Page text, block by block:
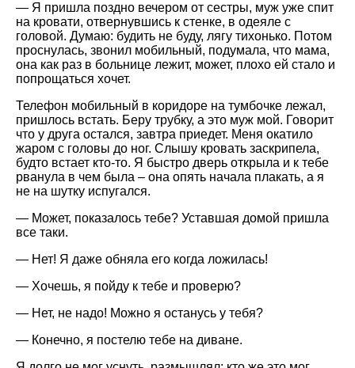
— Я пришла поздно вечером от сестры, муж уже спит
на кровати, отвернувшись к стенке, в одеяле с
головой. Думаю: будить не буду, лягу тихонько. Потом
проснулась, звонил мобильный, подумала, что мама,
она как раз в больнице лежит, может, плохо ей стало и
попрощаться хочет.
Телефон мобильный в коридоре на тумбочке лежал,
пришлось встать. Беру трубку, а это муж мой. Говорит
что у друга остался, завтра приедет. Меня окатило
жаром с головы до ног. Слышу кровать заскрипела,
будто встает кто-то. Я быстро дверь открыла и к тебе
рванула в чем была – она опять начала плакать, а я
не на шутку испугался.
— Может, показалось тебе? Уставшая домой пришла
все таки.
— Нет! Я даже обняла его когда ложилась!
— Хочешь, я пойду к тебе и проверю?
— Нет, не надо! Можно я останусь у тебя?
— Конечно, я постелю тебе на диване.